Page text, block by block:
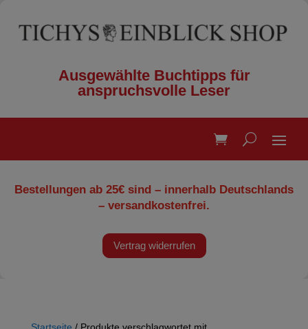
Ausgewählte Buchtipps für
anspruchsvolle Leser
Bestellungen ab 25€ sind – innerhalb Deutschlands
– versandkostenfrei.
Vertrag widerrufen
Startseite / Produkte verschlagwortet mit